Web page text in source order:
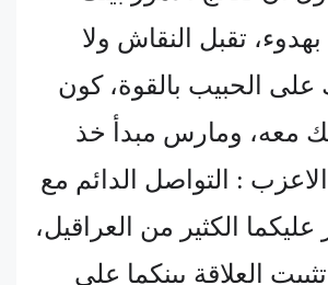
تقبل النقاش ولا
الحبيب بالقوة، كون
معه، ومارس مبدأ خذ
: التواصل الدائم مع
عليكما الكثير من العراقيل،
العلاقة بينكما على